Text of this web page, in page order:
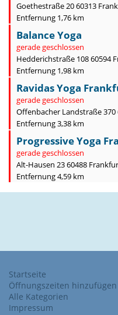
Goethestraße 20 60313
Entfernung 1,76 km
Balance Yoga
gerade geschlossen
Hedderichstraße 108 60594
Entfernung 1,98 km
Ravidas Yoga
gerade geschlossen
Offenbacher Landstraße
Entfernung 3,38 km
Progressive Yoga
gerade geschlossen
Alt-Hausen 23 60488
Entfernung 4,59 km
Startseite
Öffnungszeiten hinzufügen
Alle Kategorien
Impressum